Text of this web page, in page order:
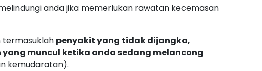
anda jika memerlukan rawatan kecemasan
termasuklah penyakit yang tidak dijangka,
muncul ketika anda sedang melancong
kemudaratan).